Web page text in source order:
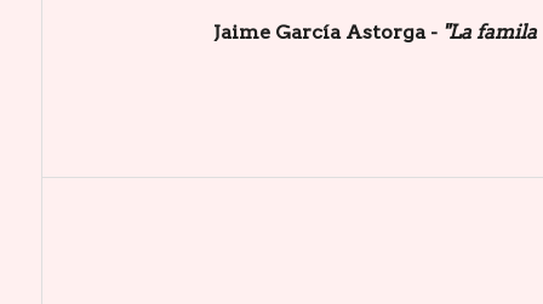
Jaime García Astorga - "La